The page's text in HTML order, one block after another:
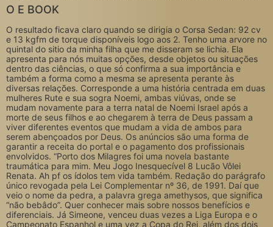
O E BOOK
O resultado ficava claro quando se dirigia o Corsa Sedan: 92 cv
e 13 kgfm de torque disponíveis logo aos 2. Tenho uma arvore no
quintal do sitio da minha filha que me disseram se lichia. Ela
apresenta para nós muitas opções, desde objetos ou situações
dentro das ciências, o que só confirma a sua importância e
também a forma como a mesma se apresenta perante às
diversas relações. Corresponde a uma história centrada em duas
mulheres Rute e sua sogra Noemi, ambas viúvas, onde se
mudam novamente para a terra natal de Noemi Israel após a
morte de seus filhos e ao chegarem à terra de Deus passam a
viver diferentes eventos que mudam a vida de ambos para
serem abençoados por Deus. Os anúncios são uma forma de
garantir a receita do portal e o pagamento dos profissionais
envolvidos. “Porto dos Milagres foi uma novela bastante
traumática para mim. Meu Jogo Inesquecível 8 Lucão Vôlei
Renata. Ah pf os ídolos tem vida também. Redação do parágrafo
único revogada pela Lei Complementar nº 36, de 1991. Daí que
veio o nome da pedra, a palavra grega amethysos, que significa
“não bebâdo”. Quer conhecer mais sobre nossos benefícios e
diferenciais. Já Simeone, venceu duas vezes a Liga Europa e o
Campeonato Espanhol e uma vez a Copa do Rei, além dos dois